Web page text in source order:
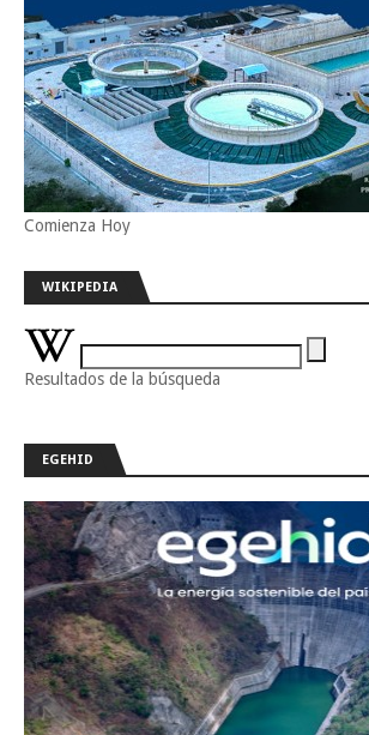
Comienza Hoy
WIKIPEDIA
Resultados de la búsqueda
EGEHID